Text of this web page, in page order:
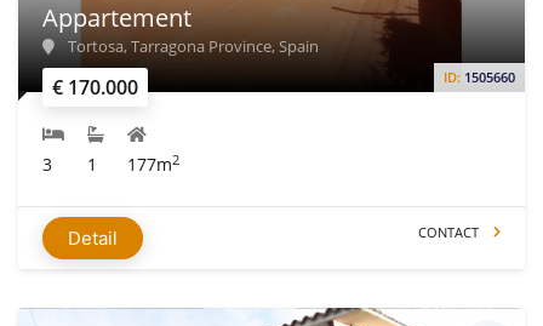
€ 170.000 ID: 1505660
Appartement
Tortosa, Tarragona Province, Spain
3 1 177m2
Detail CONTACT